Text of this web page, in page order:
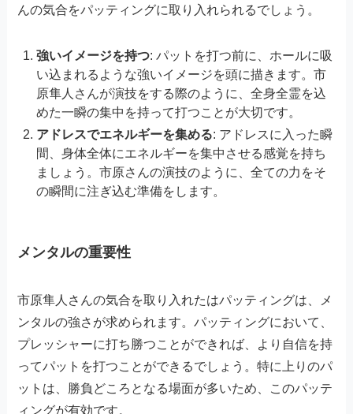
んの気合をパッティングに取り入れられるでしょう。
強いイメージを持つ: パットを打つ前に、ホールに吸
い込まれるような強いイメージを頭に描きます。市
原隼人さんが演技をする際のように、全身全霊を込
めた一瞬の集中を持って打つことが大切です。
アドレスでエネルギーを集める: アドレスに入った瞬
間、身体全体にエネルギーを集中させる感覚を持ち
ましょう。市原さんの演技のように、全ての力をそ
の瞬間に注ぎ込む準備をします。
メンタルの重要性
市原隼人さんの気合を取り入れたはパッティングは、メ
ンタルの強さが求められます。パッティングにおいて、
プレッシャーに打ち勝つことができれば、より自信を持
ってパットを打つことができるでしょう。特に上りのパ
ットは、勝負どころとなる場面が多いため、このパッテ
ィングが有効です。